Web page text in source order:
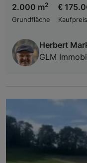
2.000 m2
Grundfläche
€
Kaufpreis
Herbert
GLM